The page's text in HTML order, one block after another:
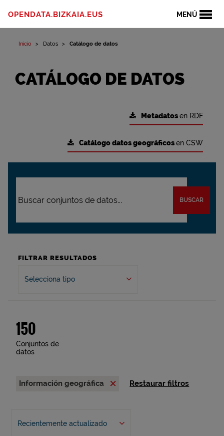
MENÚ
OPENDATA.BIZKAIA.EUS
Inicio Datos Catálogo de datos
CATÁLOGO DE DATOS
Metadatosen RDF
Catálogo datos geográficosen CSW
BUSCAR
FILTRAR RESULTADOS
Selecciona tipo
150
Conjuntos de
datos
Información geográfica Restaurar filtros
Recientemente actualizado